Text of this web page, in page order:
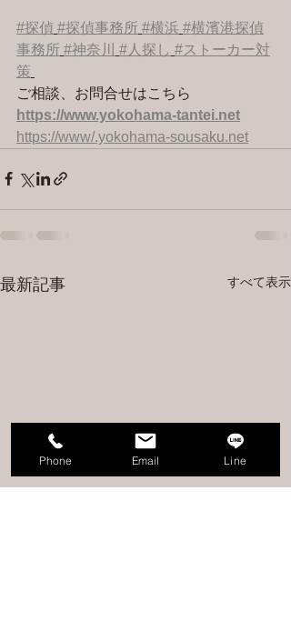
#探偵 #探偵事務所 #横浜 #横濱港探偵
事務所 #神奈川 #人探し #ストーカー対
策
ご相談、お問合せはこちら
https://www.yokohama-tantei.net
https://www/.yokohama-sousaku.net
最新記事 すべて表示
Phone Email Line